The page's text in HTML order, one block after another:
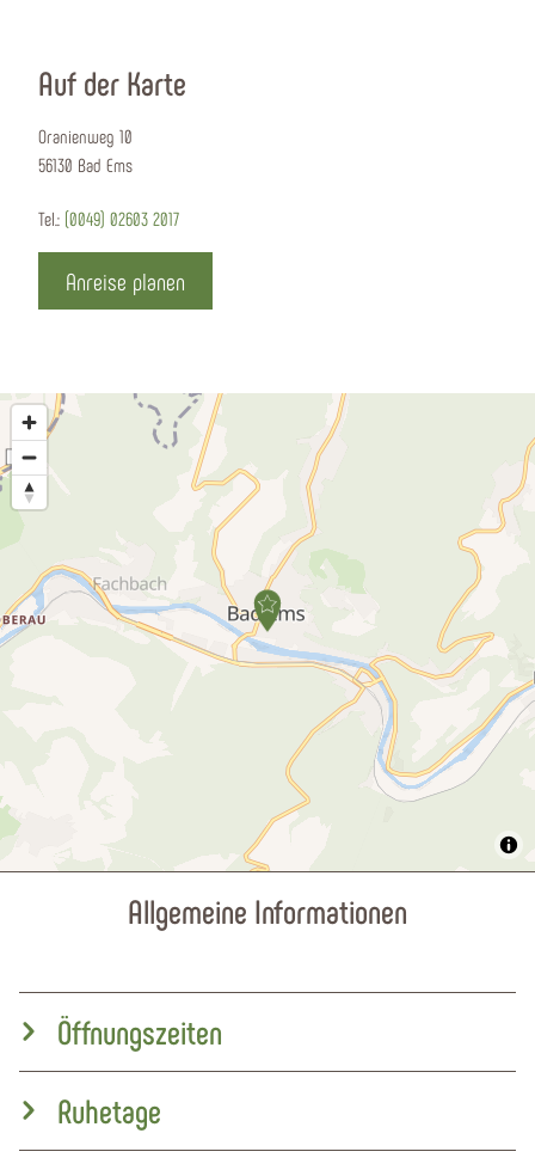
Auf der Karte
Oranienweg 10
56130 Bad Ems
Tel.: (0049) 02603 2017
Anreise planen
Allgemeine Informationen
Öffnungszeiten
Ruhetage